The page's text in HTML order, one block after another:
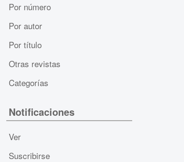
Por número
Por autor
Por título
Otras revistas
Categorías
Notificaciones
Ver
Suscribirse